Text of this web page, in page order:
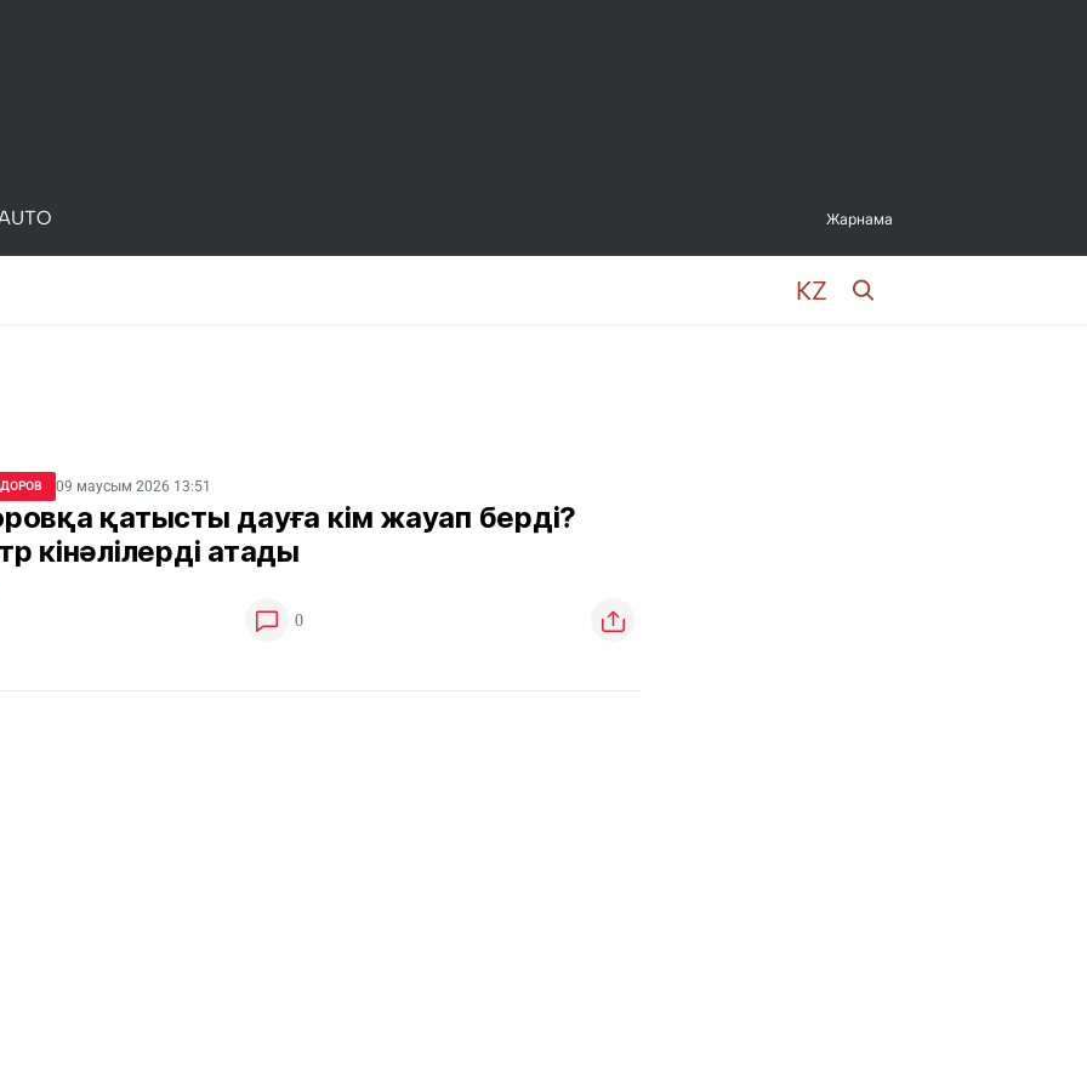
Жарнама
09 маусым 2026 13:51
қатысты дауға кім жауап берді?
кінәлілерді атады
0